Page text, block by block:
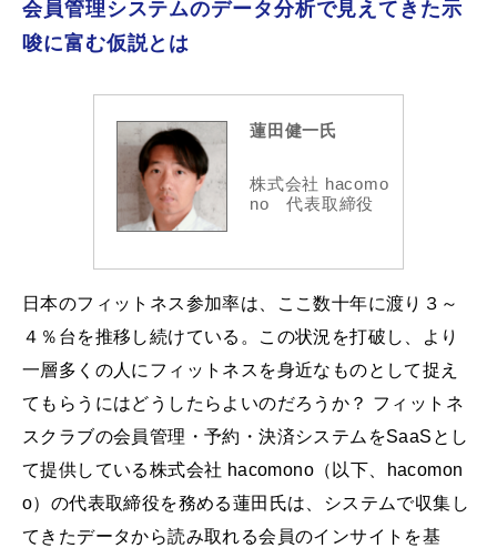
会員管理システムのデータ分析で見えてきた示
唆に富む仮説とは
蓮田健一氏
株式会社 hacomo
no 代表取締役
日本のフィットネス参加率は、ここ数十年に渡り３～
４％台を推移し続けている。この状況を打破し、より
一層多くの人にフィットネスを身近なものとして捉え
てもらうにはどうしたらよいのだろうか？ フィットネ
スクラブの会員管理・予約・決済システムをSaaSとし
て提供している株式会社 hacomono（以下、hacomon
o）の代表取締役を務める蓮田氏は、システムで収集し
てきたデータから読み取れる会員のインサイトを基